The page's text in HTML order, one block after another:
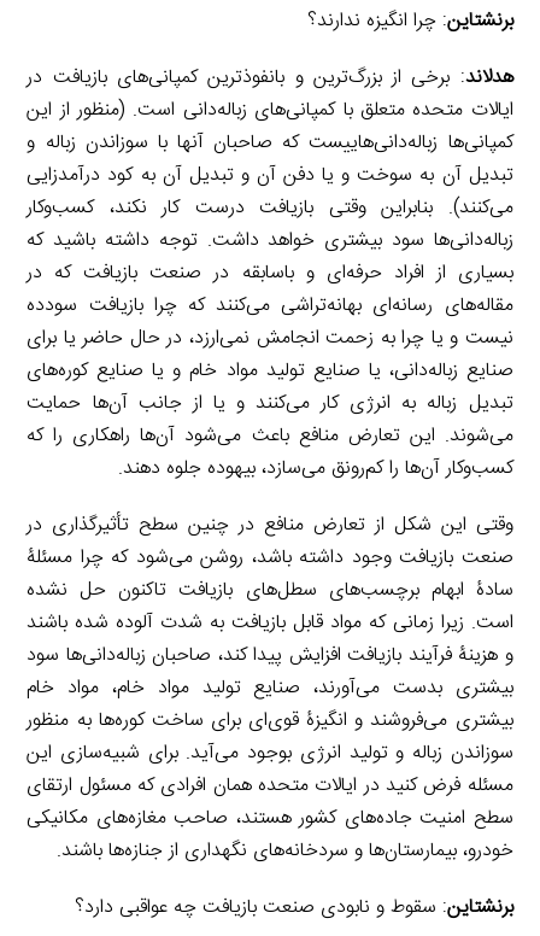
برنشتاین: چرا انگیزه ندارند؟
هدلاند: برخی از بزرگ‌ترین و بانفوذترین کمپانی‌های بازیافت در
ایالات متحده متعلق با کمپانی‌های زباله‌دانی است. (منظور از این
کمپانی‌ها زباله‌دانی‌هاییست که صاحبان آنها با سوزاندن زباله و
تبدیل آن به سوخت و یا دفن آن و تبدیل آن به کود درآمدزایی
می‌کنند). بنابراین وقتی بازیافت درست کار نکند، کسب‌وکار
زباله‌دانی‌ها سود بیشتری خواهد داشت. توجه داشته باشید که
بسیاری از افراد حرفه‌ای و باسابقه در صنعت بازیافت که در
مقاله‌های رسانه‌ای بهانه‌تراشی می‌کنند که چرا بازیافت سودده
نیست و یا چرا به زحمت انجامش نمی‌ارزد، در حال حاضر یا برای
صنایع زباله‌دانی، یا صنایع تولید مواد خام و یا صنایع کوره‌های
تبدیل زباله به انرژی کار می‌کنند و یا از جانب آن‌ها حمایت
می‌شوند. این تعارض منافع باعث می‌شود آن‌ها راهکاری را که
کسب‌وکار آن‌ها را کم‌رونق می‌سازد، بیهوده جلوه دهند.
وقتی این شکل از تعارض منافع در چنین سطح تأثیرگذاری در
صنعت بازیافت وجود داشته باشد، روشن می‌شود که چرا مسئلۀ
سادۀ ابهام برچسب‌های سطل‌های بازیافت تاکنون حل نشده
است. زیرا زمانی که مواد قابل بازیافت به شدت آلوده شده باشند
و هزینۀ فرآیند بازیافت افزایش پیدا کند، صاحبان زباله‌دانی‌ها سود
بیشتری بدست می‌آورند، صنایع تولید مواد خام، مواد خام
بیشتری می‌فروشند و انگیزۀ قوی‌ای برای ساخت کوره‌ها به منظور
سوزاندن زباله و تولید انرژی بوجود می‌آید. برای شبیه‌سازی این
مسئله فرض کنید در ایالات متحده همان افرادی که مسئول ارتقای
سطح امنیت جاده‌های کشور هستند، صاحب مغازه‌های مکانیکی
خودرو، بیمارستان‌ها و سردخانه‌های نگهداری از جنازه‌ها باشند.
برنشتاین: سقوط و نابودی صنعت بازیافت چه عواقبی دارد؟